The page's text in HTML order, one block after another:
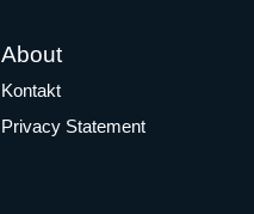
About
Kontakt
Privacy Statement